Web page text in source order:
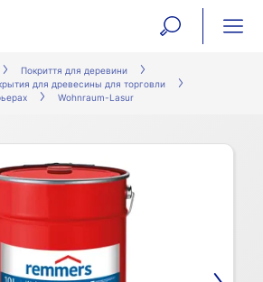
open
Покриття для деревини
для древесины для торговли
Wohnraum-Lasur